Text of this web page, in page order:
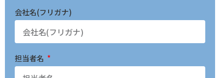
会社名(フリガナ)
担当者名